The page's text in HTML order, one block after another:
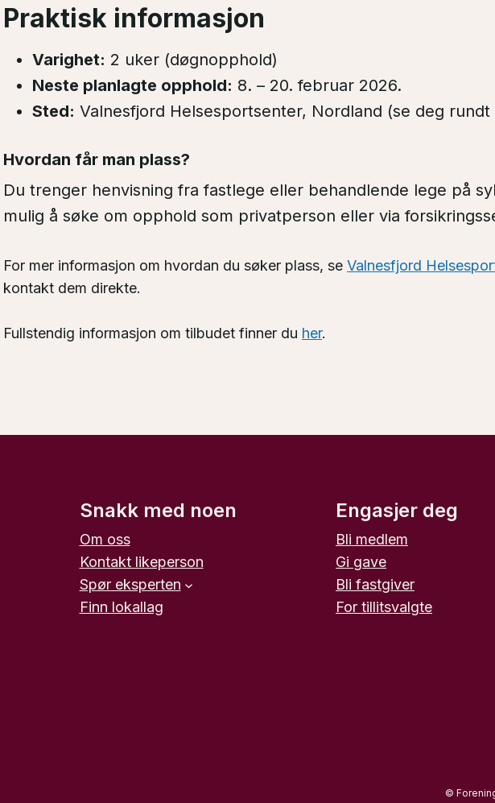
Praktisk informasjon
Varighet: 2 uker (døgnopphold)
Neste planlagte opphold: 8. – 20. februar 2026.
Sted: Valnesfjord Helsesportsenter, Nordland (se deg rundt
Hvordan får man plass?
Du trenger henvisning fra fastlege eller behandlende lege på
mulig å søke om opphold som privatperson eller via
For mer informasjon om hvordan du søker plass, se Valnesfjord
kontakt dem direkte.
Fullstendig informasjon om tilbudet finner du her.
Snakk med noen
Om oss
Kontakt likeperson
Spør eksperten
Finn lokallag
Engasjer deg
Bli medlem
Gi gave
Bli fastgiver
For tillitsvalgte
©